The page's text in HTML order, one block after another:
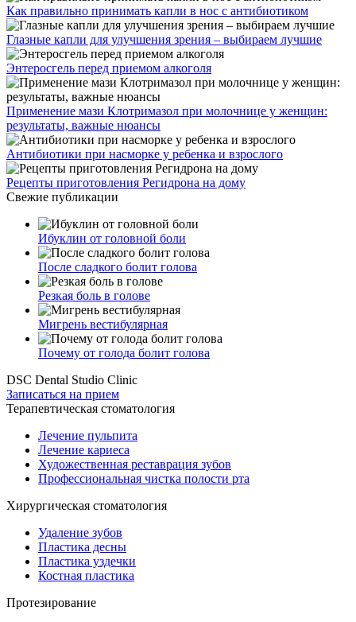
Как правильно принимать капли в нос с антибиотиком
Глазные капли для улучшения зрения – выбираем лучшие
Энтеросгель перед приемом алкоголя
Применение мази Клотримазол при молочнице у женщин:
результаты, важные нюансы
Антибиотики при насморке у ребенка и взрослого
Рецепты приготовления Регидрона на дому
Свежие публикации
Ибуклин от головной боли
После сладкого болит голова
Резкая боль в голове
Мигрень вестибулярная
Почему от голода болит голова
DSC Dental Studio Clinic
Записаться на прием
Терапевтическая стоматология
Лечение пульпита
Лечение кариеса
Художественная реставрация зубов
Профессиональная чистка полости рта
Хирургическая стоматология
Удаление зубов
Пластика десны
Пластика уздечки
Костная пластика
Протезирование